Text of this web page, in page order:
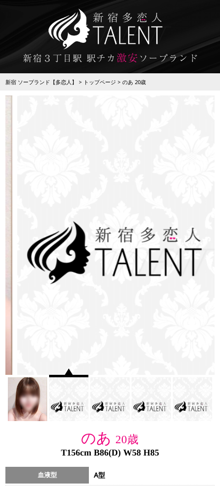
新宿 ソープランド【多恋人】 トップページ のあ 20歳
のあ 20歳
T156cm B86(D) W58 H85
血液型 A型